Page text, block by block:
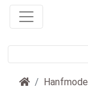
Startseite
Hanfmode